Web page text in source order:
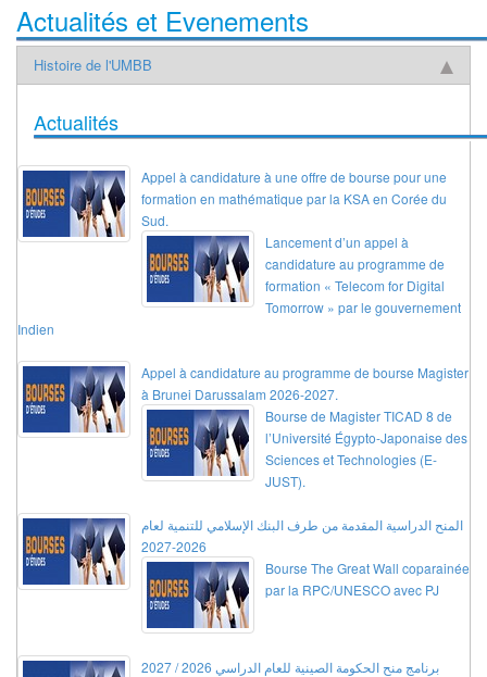
Actualités et Evenements
Histoire de l'UMBB
Actualités
Appel à candidature à une offre de bourse pour une
formation en mathématique par la KSA en Corée du
Sud.
Lancement d’un appel à
candidature au programme de
formation « Telecom for Digital
Tomorrow » par le gouvernement
Indien
Appel à candidature au programme de bourse Magister
à Brunei Darussalam 2026-2027.
Bourse de Magister TICAD 8 de
l’Université Égypto-Japonaise des
Sciences et Technologies (E-
JUST).
المنح الدراسية المقدمة من طرف البنك الإسلامي للتنمية لعام
2026-2027
Bourse The Great Wall coparainée
par la RPC/UNESCO avec PJ
برنامج منح الحكومة الصينية للعام الدراسي 2026 / 2027